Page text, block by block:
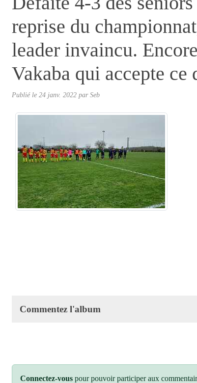
reprise du
leader invaincu.
Vakaba qui accepte ce
Publié le 24 janv. 2022 parSeb
Commentez l'album
Connectez-vous pour pouvoir participer aux